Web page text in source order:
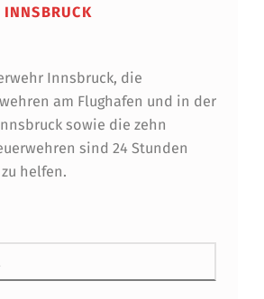
INNSBRUCK
Innsbruck, die
am Flughafen und in der
sowie die zehn
sind 24 Stunden
helfen.